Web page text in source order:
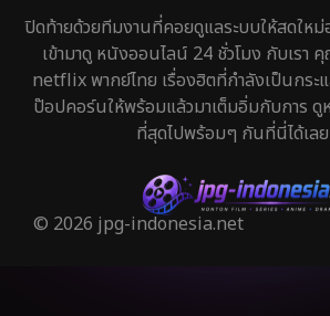
ปิดท้ายด้วยทีมงานที่คอยดูแลระบบให้สดให
เข้ามาดู หนังออนไลน์ 24 ชั่วโมง กับเรา
netflix พากย์ไทย เรื่องฮิตที่กำลังเป็นกร
ป๊อปคอร์นให้พร้อมแล้วมาเต็มอิ่มกับการ
ที่สุดไปพร้อมๆ กันที่นี่ได้เล
© 2026 jpg-indonesia.net